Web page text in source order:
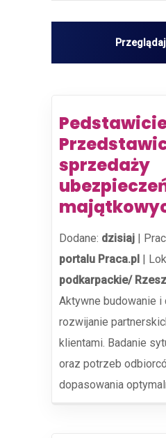
sprzedaży
Dodane: dzisiaj |
portalu Praca.pl |
podkarpackie/
Aktywne budowanie i
rozwijanie
klientami. Badanie
oraz potrzeb
dopasowania